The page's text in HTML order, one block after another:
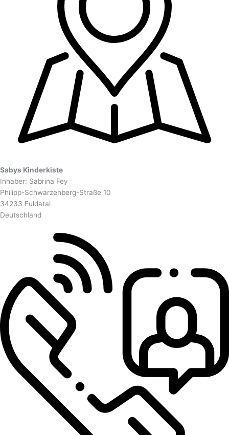
Sabys Kinderkiste
Inhaber: Sabrina Fey
Philipp-Schwarzenberg-Straße 10
34233 Fuldatal
Deutschland